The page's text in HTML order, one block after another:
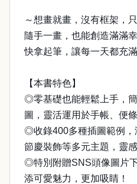
～想畫就畫，沒有框架，
隨手一畫，也能創造滿滿幸
快拿起筆，讓每一天都充
【本書特色】
◎零基礎也能輕鬆上手，
圖，靈活運用於手帳、便
◎收錄400多種插圖範例，
節慶裝飾等多元主題，靈感
◎特別附贈SNS頭像圖片
添可愛魅力，更加吸睛！